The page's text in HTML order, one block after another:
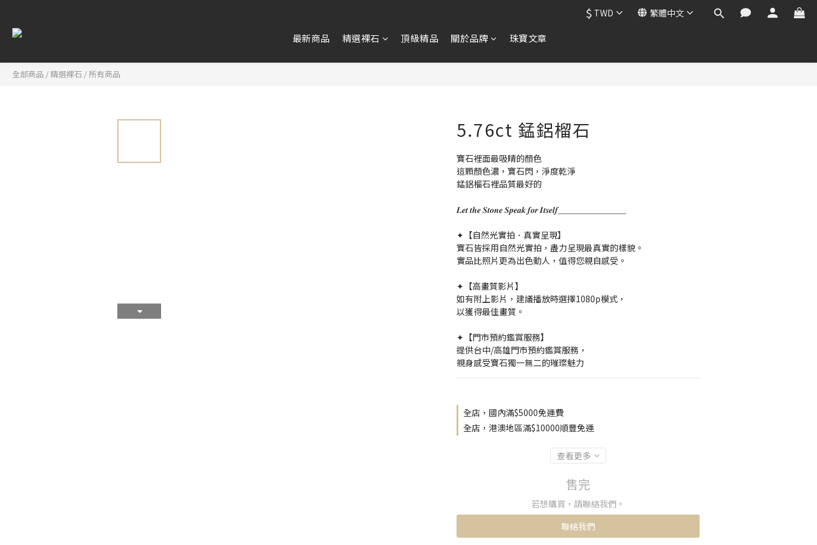
$ TWD 繁體中文
最新商品 精選裸石 頂級精品 關於品牌 珠寶文章
全部商品 /精選裸石 / 所有商品
5.76ct 錳鋁榴石
寶石裡面最吸睛的顏色
這顆顏色濃，寶石閃，淨度乾淨
錳鋁榴石裡品質最好的
𝑳𝒆𝒕 𝒕𝒉𝒆 𝑺𝒕𝒐𝒏𝒆 𝑺𝒑𝒆𝒂𝒌 𝒇𝒐𝒓 𝑰𝒕𝒔𝒆𝒍𝒇＿＿＿＿＿＿＿＿
✦【自然光實拍．真實呈現】
寶石皆採用自然光實拍，盡力呈現最真實的樣貌。
實品比照片更為出色動人，值得您親自感受。
✦【高畫質影片】
如有附上影片，建議播放時選擇1080p模式，
以獲得最佳畫質。
✦【門市預約鑑賞服務】
提供台中/高雄門市預約鑑賞服務，
親身感受寶石獨一無二的璀璨魅力
全店，國內滿$5000免運費
全店，港澳地區滿$10000順豐免運
查看更多
售完
若想購買，請聯絡我們。
聯絡我們